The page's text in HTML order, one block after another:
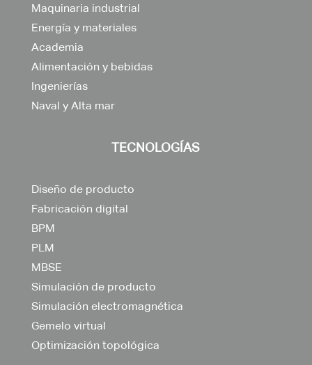
Maquinaria industrial
Energía y materiales
Academia
Alimentación y bebidas
Ingenierías
Naval y Alta mar
TECNOLOGÍAS
Diseño de producto
Fabricación digital
BPM
PLM
MBSE
Simulación de producto
Simulación electromagnética
Gemelo virtual
Optimización topológica